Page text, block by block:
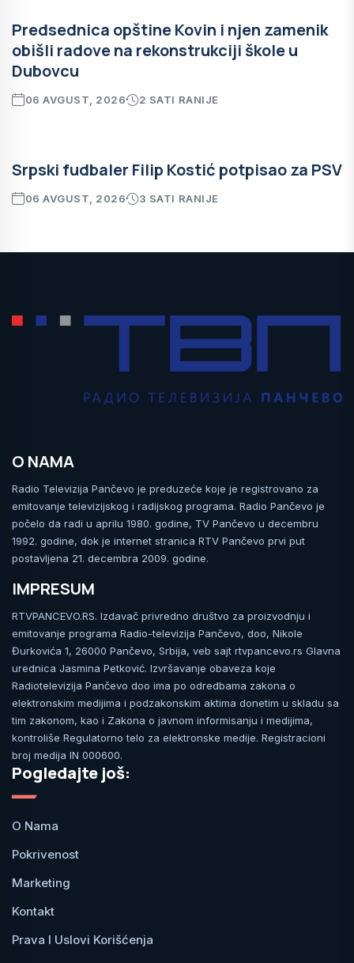
Predsednica opštine Kovin i njen zamenik
obišli radove na rekonstrukciji škole u
Dubovcu
06 AVGUST, 2026 2 SATI RANIJE
Srpski fudbaler Filip Kostić potpisao za PSV
06 AVGUST, 2026 3 SATI RANIJE
O NAMA
Radio Televizija Pančevo je preduzeće koje je registrovano za
emitovanje televizijskog i radijskog programa. Radio Pančevo je
počelo da radi u aprilu 1980. godine, TV Pančevo u decembru
1992. godine, dok je internet stranica RTV Pančevo prvi put
postavljena 21. decembra 2009. godine.
IMPRESUM
RTVPANCEVO.RS. Izdavač privredno društvo za proizvodnju i
emitovanje programa Radio-televizija Pančevo, doo, Nikole
Đurkovića 1, 26000 Pančevo, Srbija, veb sajt rtvpancevo.rs Glavna
urednica Jasmina Petković. Izvršavanje obaveza koje
Radiotelevizija Pančevo doo ima po odredbama zakona o
elektronskim medijima i podzakonskim aktima donetim u skladu sa
tim zakonom, kao i Zakona o javnom informisanju i medijima,
kontroliše Regulatorno telo za elektronske medije. Registracioni
broj medija IN 000600.
Pogledajte još:
O Nama
Pokrivenost
Marketing
Kontakt
Prava I Uslovi Korišćenja